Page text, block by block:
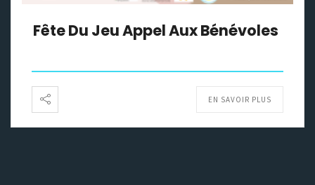
Fête Du Jeu Appel Aux Bénévoles
EN SAVOIR PLUS